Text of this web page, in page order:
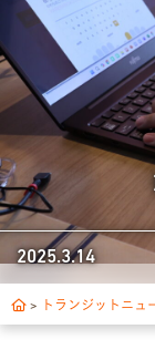
利用体験談
広報・イ
サー
就労移行
トランジ
1日の流れ
2025.3.14
> トランジットニュ